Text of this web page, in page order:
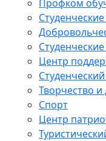
Профком
Центр
Творчество и
Спорт
Центр